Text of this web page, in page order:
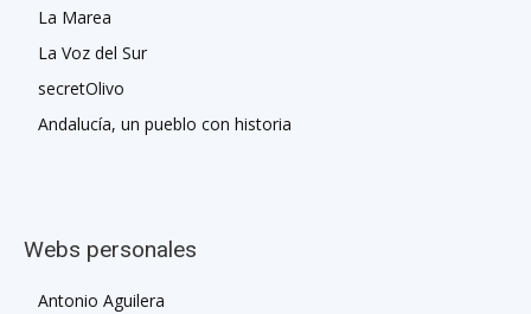
La Marea
La Voz del Sur
secretOlivo
Andalucía, un pueblo con historia
Webs personales
Antonio Aguilera